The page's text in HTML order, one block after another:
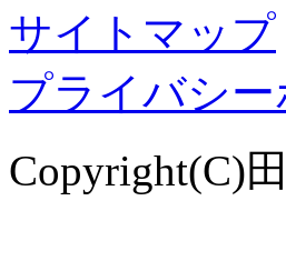
サイトマップ
プライバシ
Copyright(C)